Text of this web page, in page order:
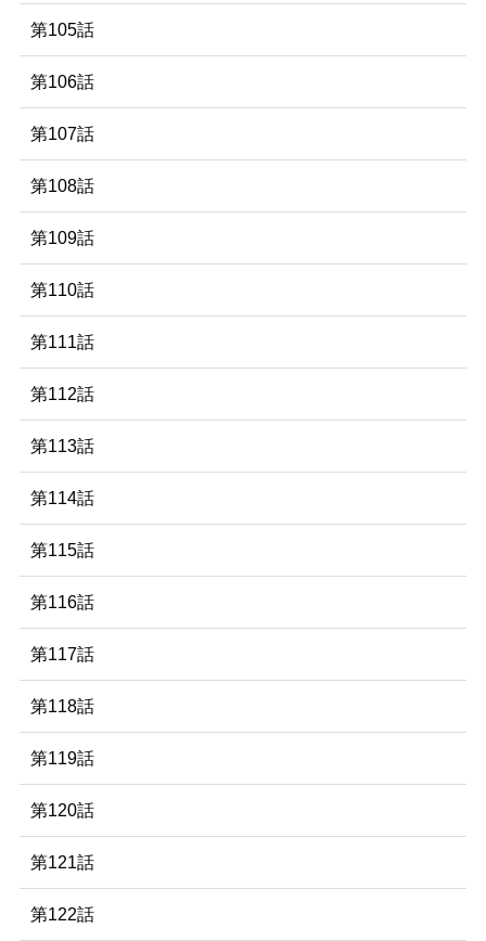
第105話
第106話
第107話
第108話
第109話
第110話
第111話
第112話
第113話
第114話
第115話
第116話
第117話
第118話
第119話
第120話
第121話
第122話